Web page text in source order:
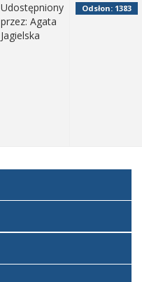
Udostępniony
przez: Agata
Jagielska
Odsłon: 1383